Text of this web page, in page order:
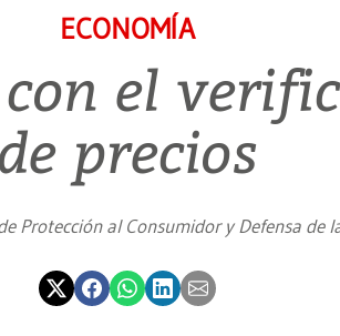
ECONOMÍA
el
precios
Protección al Consumidor y Defensa de